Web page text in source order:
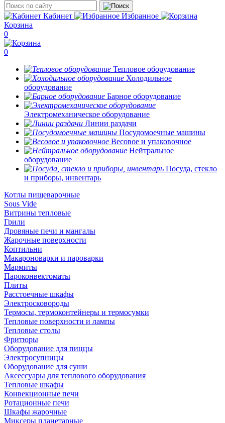
Кабинет
Избранное
Корзина
0
0
Тепловое оборудование
Холодильное
оборудование
Барное оборудование
Электромеханическое оборудование
Линии раздачи
Посудомоечные машины
Весовое и упаковочное
Нейтральное
оборудование
Посуда, стекло
и приборы, инвентарь
Котлы пищеварочные
Sous Vide
Витрины тепловые
Грили
Дровяные печи и мангалы
Жарочные поверхности
Коптильни
Макароноварки и пароварки
Мармиты
Пароконвектоматы
Плиты
Расстоечные шкафы
Электросковороды
Термосы, термоконтейнеры и термосумки
Тепловые поверхности и лампы
Тепловые столы
Фритюры
Оборудование для пиццы
Электросупницы
Оборудование для суши
Аксессуары для теплового оборудования
Тепловые шкафы
Конвекционные печи
Ротационные печи
Шкафы жарочные
Миксеры планетарные